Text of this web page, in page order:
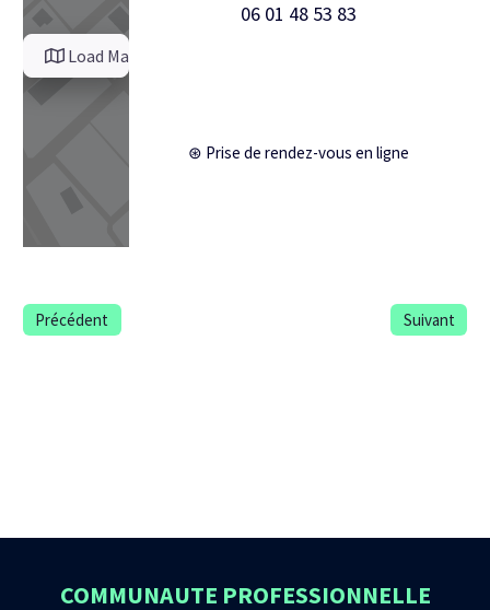
Load Map
06 01 48 53 83
⊛ Prise de rendez-vous en ligne
Précédent Suivant
COMMUNAUTE PROFESSIONNELLE